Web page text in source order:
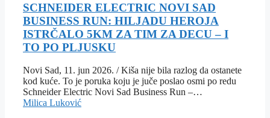
SCHNEIDER ELECTRIC NOVI SAD
BUSINESS RUN: HILJADU HEROJA
ISTRČALO 5KM ZA TIM ZA DECU – I
TO PO PLJUSKU
Novi Sad, 11. jun 2026. / Kiša nije bila razlog da ostanete
kod kuće. To je poruka koju je juče poslao osmi po redu
Schneider Electric Novi Sad Business Run –…
Milica Luković